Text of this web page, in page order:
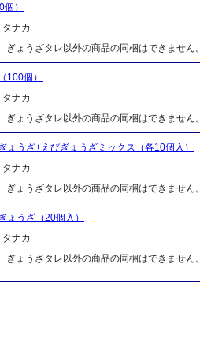
）
ナカ
ょうざタレ以外の商品の同梱はできません。
100個）
ナカ
ょうざタレ以外の商品の同梱はできません。
うざ+えびぎょうざミックス（各10個入）
ナカ
ょうざタレ以外の商品の同梱はできません。
ょうざ（20個入）
ナカ
ょうざタレ以外の商品の同梱はできません。